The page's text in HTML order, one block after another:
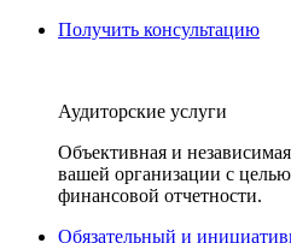
Получить консультацию
Аудиторские услуги
Объективная и
вашей организации с
финансовой отчетности.
Обязательный и